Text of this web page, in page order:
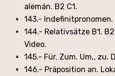
alemán. B2 C1.
143.- Indefinitpronomen.
144.- Relativsätze B1.
Video.
145.- Für. Zum. Um,, zu.
146.- Präposition an.